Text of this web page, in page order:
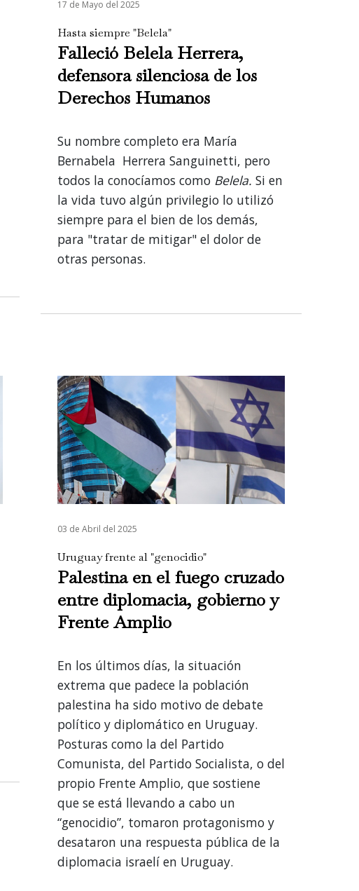
17 de Mayo del 2025
Hasta siempre "Belela"
Falleció Belela Herrera,
defensora silenciosa de los
Derechos Humanos
Su nombre completo era María
Bernabela Herrera Sanguinetti, pero
todos la conocíamos como Belela. Si en
la vida tuvo algún privilegio lo utilizó
siempre para el bien de los demás,
para "tratar de mitigar" el dolor de
otras personas.
03 de Abril del 2025
Uruguay frente al "genocidio"
Palestina en el fuego cruzado
entre diplomacia, gobierno y
Frente Amplio
En los últimos días, la situación
extrema que padece la población
palestina ha sido motivo de debate
político y diplomático en Uruguay.
Posturas como la del Partido
Comunista, del Partido Socialista, o del
propio Frente Amplio, que sostiene
que se está llevando a cabo un
“genocidio”, tomaron protagonismo y
desataron una respuesta pública de la
diplomacia israelí en Uruguay.